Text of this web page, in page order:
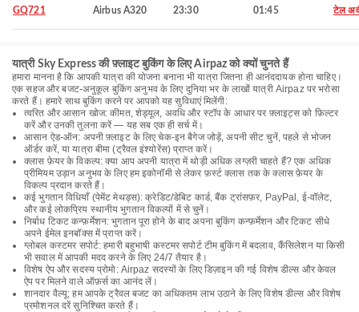
GQ721 Airbus A320 23:30 01:45 टेल
यात्री Sky Express की फ़्लाइट बुकिंग के लिए Airpaz को क्यों चुनते हैं
हमारा मानना है कि आपकी यात्रा की योजना बनाना भी यात्रा जितना ही आनंददायक होना चाहिए।
एक सहज और बजट-अनुकूल बुकिंग अनुभव के लिए दुनिया भर के लाखों यात्री Airpaz पर भरोसा
करते हैं। हमारे साथ बुकिंग करने पर आपको यह सुविधाएं मिलेंगी:
त्वरित और आसान खोज: कीमत, शेड्यूल, अवधि और स्टॉप के आधार पर फ़्लाइट्स को फ़िल्टर
करें और उनकी तुलना करें — यह सब एक ही सर्च में।
आसान ऐड-ऑन: अपनी फ़्लाइट के लिए चेक-इन बैगेज जोड़ें, अपनी सीट चुनें, पहले से भोजन
ऑर्डर करें, या यात्रा बीमा (ट्रैवल इंश्योरेंस) प्राप्त करें।
क्लास फ़ेयर के विकल्प: क्या आप अपनी यात्रा में थोड़ी अधिक लग्ज़री चाहते हैं? एक अधिक
प्रीमियम उड़ान अनुभव के लिए हम इकोनॉमी से लेकर फ़र्स्ट क्लास तक के क्लास फ़ेयर के
विकल्प प्रदान करते हैं।
कई भुगतान विधियाँ (पेमेंट मेथड्स): क्रेडिट/डेबिट कार्ड, बैंक ट्रांसफ़र, PayPal, ई-वॉलेट,
और कई लोकप्रिय स्थानीय भुगतान विकल्पों में से चुनें।
निर्बाध टिकट कन्फ़र्मेशन: भुगतान पूरा होने के बाद अपना बुकिंग कन्फ़र्मेशन और टिकट सीधे
अपने ईमेल इनबॉक्स में प्राप्त करें।
ग्लोबल कस्टमर सपोर्ट: हमारी बहुभाषी कस्टमर सपोर्ट टीम बुकिंग में बदलाव, कैंसिलेशन या किसी
भी सवाल में आपकी मदद करने के लिए 24/7 तैयार है।
विशेष ऐप और सदस्य प्रोमो: Airpaz सदस्यों के लिए डिज़ाइन की गई विशेष डील्स और केवल
ऐप पर मिलने वाले ऑफ़र्स का आनंद लें।
शानदार वैल्यू: हम आपके ट्रैवल बजट का अधिकतम लाभ उठाने के लिए विशेष डील्स और विशेष
प्रमोशनल दरें सुनिश्चित करते हैं।